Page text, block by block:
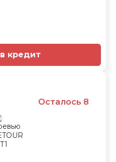
кредит
Осталось 8